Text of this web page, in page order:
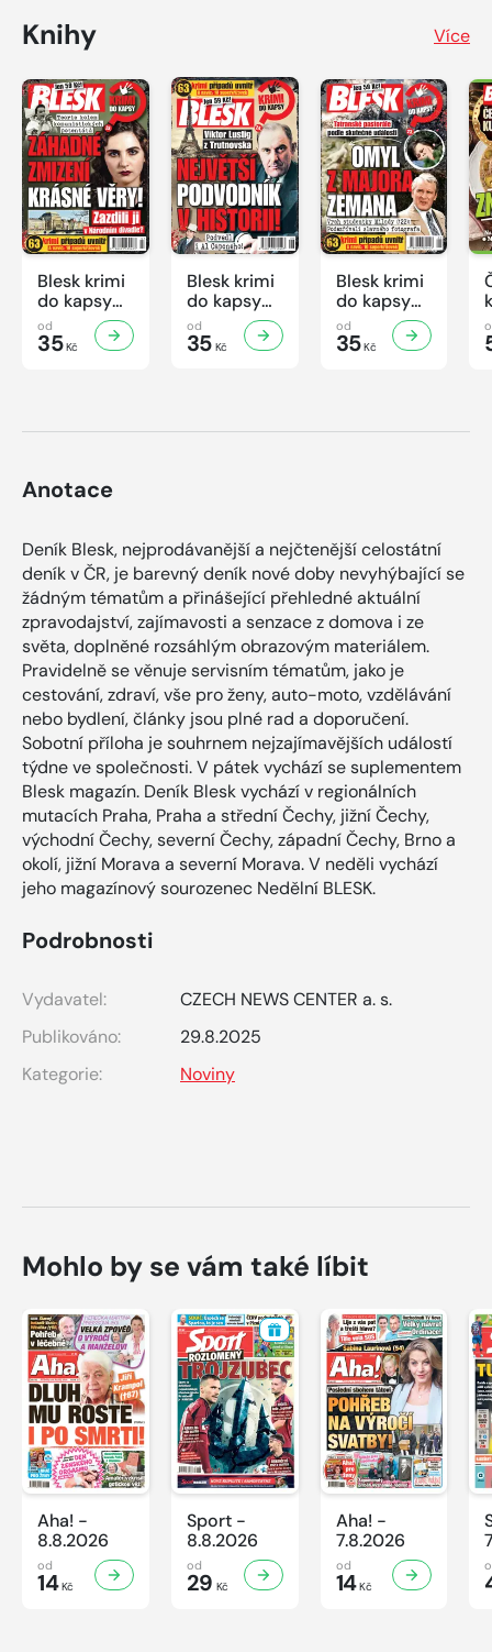
Knihy Více
Blesk krimi
do kapsy
č.7/2026
od
35Kč
Blesk krimi
do kapsy
č.6/2026
od
35Kč
Blesk krimi
do kapsy
č.5/2026
od
35Kč
Anotace
Deník Blesk, nejprodávanější a nejčtenější celostátní
deník v ČR, je barevný deník nové doby nevyhýbající se
žádným tématům a přinášející přehledné aktuální
zpravodajství, zajímavosti a senzace z domova i ze
světa, doplněné rozsáhlým obrazovým materiálem.
Pravidelně se věnuje servisním tématům, jako je
cestování, zdraví, vše pro ženy, auto-moto, vzdělávání
nebo bydlení, články jsou plné rad a doporučení.
Sobotní příloha je souhrnem nejzajímavějších událostí
týdne ve společnosti. V pátek vychází se suplementem
Blesk magazín. Deník Blesk vychází v regionálních
mutacích Praha, Praha a střední Čechy, jižní Čechy,
východní Čechy, severní Čechy, západní Čechy, Brno a
okolí, jižní Morava a severní Morava. V neděli vychází
jeho magazínový sourozenec Nedělní BLESK.
Podrobnosti
Vydavatel:
CZECH NEWS CENTER a. s.
Publikováno:
29.8.2025
Kategorie:
Noviny
Mohlo by se vám také líbit
Aha! -
8.8.2026
od
14Kč
Sport -
8.8.2026
od
29 Kč
Aha! -
7.8.2026
od
14Kč